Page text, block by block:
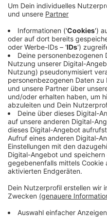
Nacht blieb es ruhig.
von einer ruhigen Nacht
Anders hingegen sieht
und der Bogestra aus.
ausgefallen. Außerdem
Nebenstraßen weiterhin
der VER. Wegen der
Bushaltestellen nicht
Veröffentlicht:Donnerstag,
Anzeige